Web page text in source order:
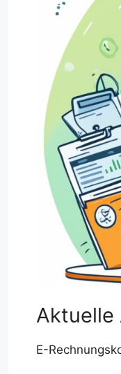
Aktuelle
E-